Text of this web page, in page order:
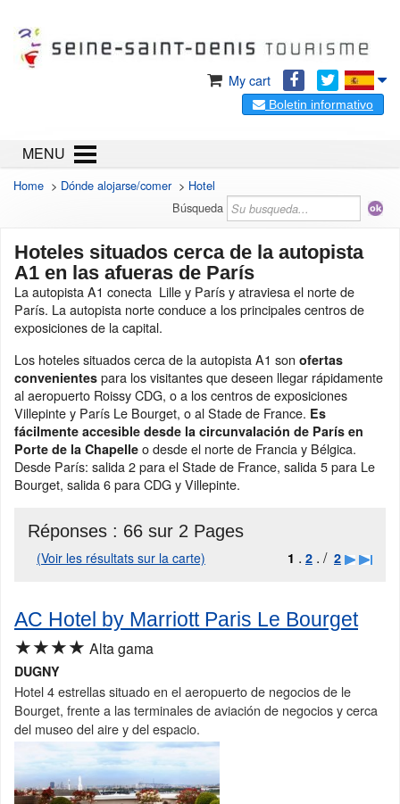
My cart
Boletin informativo
MENU
Home > Dónde alojarse/comer> Hotel
Búsqueda
Hoteles situados cerca de la autopista
A1 en las afueras de París
La autopista A1 conecta Lille y París y atraviesa el norte de
París. La autopista norte conduce a los principales centros de
exposiciones de la capital.
Los hoteles situados cerca de la autopista A1 son ofertas
convenientes para los visitantes que deseen llegar rápidamente
al aeropuerto Roissy CDG, o a los centros de exposiciones
Villepinte y París Le Bourget, o al Stade de France. Es
fácilmente accesible desde la circunvalación de París en
Porte de la Chapelle o desde el norte de Francia y Bélgica.
Desde París: salida 2 para el Stade de France, salida 5 para Le
Bourget, salida 6 para CDG y Villepinte.
Réponses : 66 sur 2 Pages
1 . 2 . / 2
(Voir les résultats sur la carte)
AC Hotel by Marriott Paris Le Bourget
★★★★ Alta gama
DUGNY
Hotel 4 estrellas situado en el aeropuerto de negocios de le
Bourget, frente a las terminales de aviación de negocios y cerca
del museo del aire y del espacio.